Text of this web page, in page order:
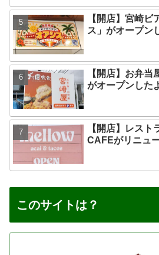
【開店】宮崎
ス」がオープン
【開店】お弁
がオープンした
【開店】レス
CAFEがリニュ
このサイトは？